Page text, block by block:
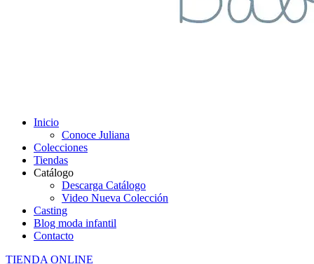
Inicio
Conoce Juliana
Colecciones
Tiendas
Catálogo
Descarga Catálogo
Video Nueva Colección
Casting
Blog moda infantil
Contacto
TIENDA ONLINE